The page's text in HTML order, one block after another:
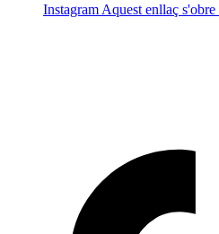
InstagramAquest enllaç